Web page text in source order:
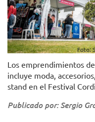
Foto:
Los emprendimientos
incluye moda,
stand en el Festival
Publicado por: Sergio